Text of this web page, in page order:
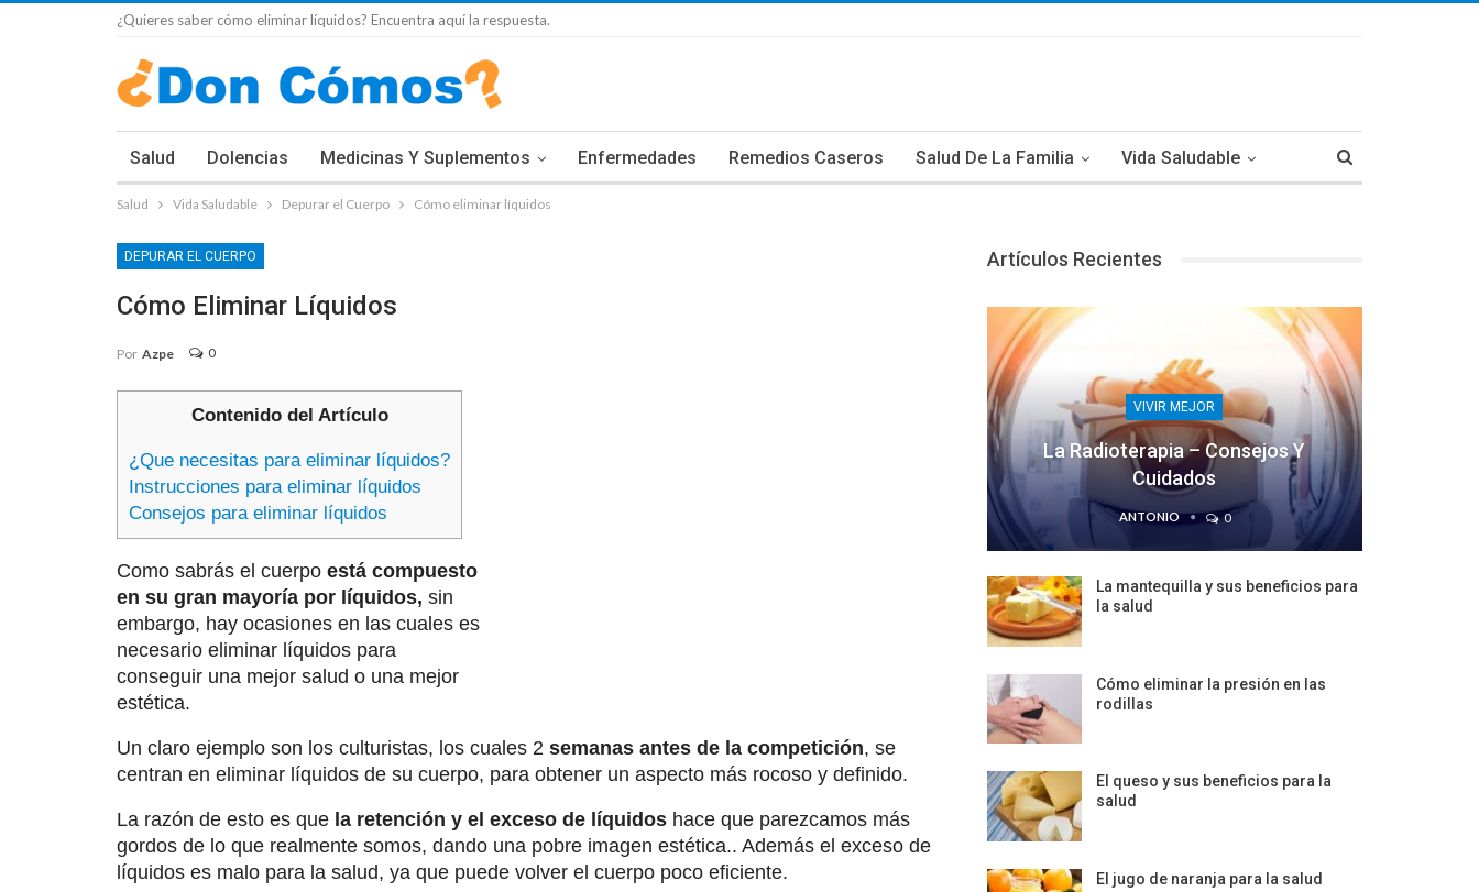
¿Quieres saber cómo eliminar líquidos? Encuentra aquí la respuesta.
Salud Dolencias Medicinas Y Suplementos Enfermedades Remedios Caseros Salud De La Familia Vida Saludable
Salud Vida Saludable Depurar el Cuerpo Cómo eliminar líquidos
DEPURAR EL CUERPO
Cómo Eliminar Líquidos
Por Azpe 0
Contenido del Artículo
¿Que necesitas para eliminar líquidos?
Instrucciones para eliminar líquidos
Consejos para eliminar líquidos
Como sabrás el cuerpo está compuesto
en su gran mayoría por líquidos, sin
embargo, hay ocasiones en las cuales es
necesario eliminar líquidos para
conseguir una mejor salud o una mejor
estética.
Un claro ejemplo son los culturistas, los cuales 2 semanas antes de la competición, se
centran en eliminar líquidos de su cuerpo, para obtener un aspecto más rocoso y definido.
La razón de esto es que la retención y el exceso de líquidos hace que parezcamos más
gordos de lo que realmente somos, dando una pobre imagen estética.. Además el exceso de
líquidos es malo para la salud, ya que puede volver el cuerpo poco eficiente.
Artículos Recientes
VIVIR MEJOR
La Radioterapia – Consejos Y
Cuidados
ANTONIO 0
La mantequilla y sus beneficios para
la salud
Cómo eliminar la presión en las
rodillas
El queso y sus beneficios para la
salud
El jugo de naranja para la salud